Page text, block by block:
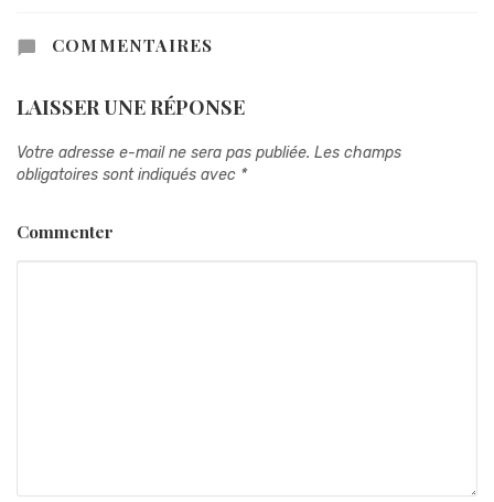
COMMENTAIRES
LAISSER UNE RÉPONSE
Votre adresse e-mail ne sera pas publiée. Les champs
obligatoires sont indiqués avec *
Commenter